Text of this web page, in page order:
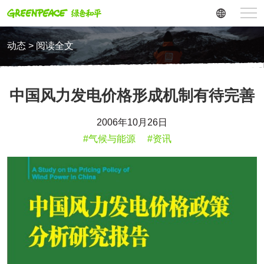
动态 > 阅读全文
中国风力发电价格形成机制有待完善
2006年10月26日
#气候与能源
#资讯